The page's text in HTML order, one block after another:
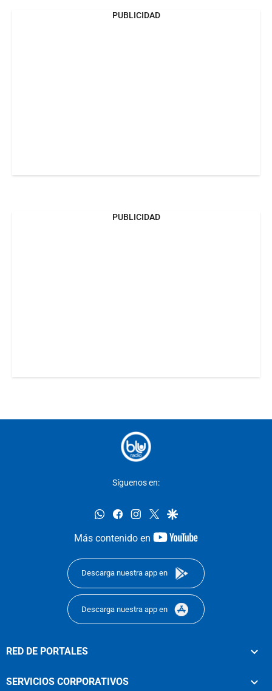
PUBLICIDAD
PUBLICIDAD
Síguenos en:
whatsappfacebookinstagram
twittergoogle
Más contenido en
youtube-
Descarga nuestra app en
Descarga nuestra app en
RED DE PORTALES
SERVICIOS CORPORATIVOS